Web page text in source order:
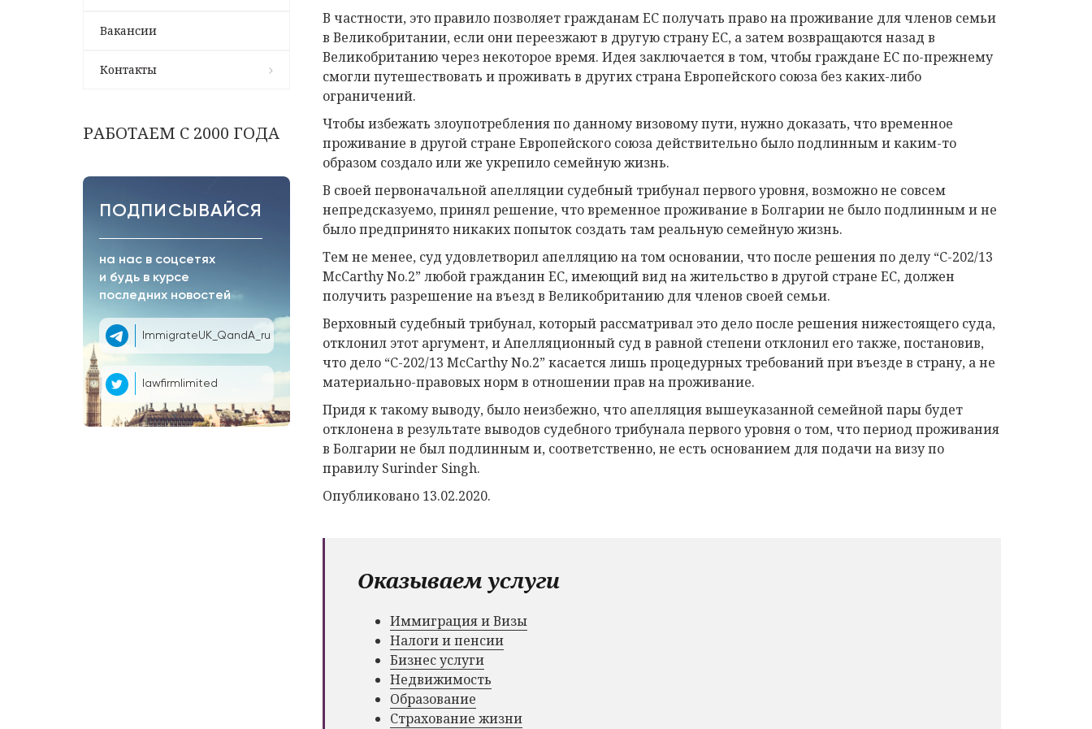
Вакансии
Контакты
РАБОТАЕМ С 2000 ГОДА
ПОДПИСЫВАЙСЯ
на нас в соцсетях
и будь в курсе
последних новостей
ImmigrateUK_QandA_ru
lawfirmlimited
В частности, это правило позволяет гражданам ЕС получать право на проживание для членов семьи
в Великобритании, если они переезжают в другую страну ЕС, а затем возвращаются назад в
Великобританию через некоторое время. Идея заключается в том, чтобы граждане ЕС по-прежнему
смогли путешествовать и проживать в других страна Европейского союза без каких-либо
ограничений.
Чтобы избежать злоупотребления по данному визовому пути, нужно доказать, что временное
проживание в другой стране Европейского союза действительно было подлинным и каким-то
образом создало или же укрепило семейную жизнь.
В своей первоначальной апелляции судебный трибунал первого уровня, возможно не совсем
непредсказуемо, принял решение, что временное проживание в Болгарии не было подлинным и не
было предпринято никаких попыток создать там реальную семейную жизнь.
Тем не менее, суд удовлетворил апелляцию на том основании, что после решения по делу “C-202/13
McCarthy No.2” любой гражданин ЕС, имеющий вид на жительство в другой стране ЕС, должен
получить разрешение на въезд в Великобританию для членов своей семьи.
Верховный судебный трибунал, который рассматривал это дело после решения нижестоящего суда,
отклонил этот аргумент, и Апелляционный суд в равной степени отклонил его также, постановив,
что дело “C-202/13 McCarthy No.2” касается лишь процедурных требований при въезде в страну, а не
материально-правовых норм в отношении прав на проживание.
Придя к такому выводу, было неизбежно, что апелляция вышеуказанной семейной пары будет
отклонена в результате выводов судебного трибунала первого уровня о том, что период проживания
в Болгарии не был подлинным и, соответственно, не есть основанием для подачи на визу по
правилу Surinder Singh.
Опубликовано 13.02.2020.
Оказываем услуги
Иммиграция и Визы
Налоги и пенсии
Бизнес услуги
Недвижимость
Образование
Страхование жизни